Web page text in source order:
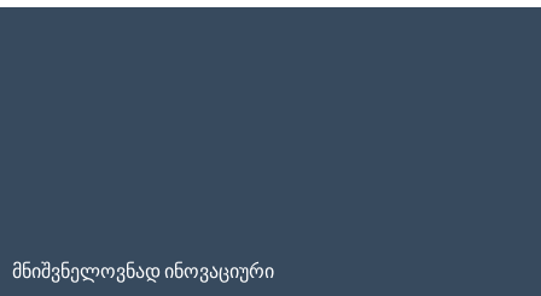
მნიშვნელოვნად ინოვაციური